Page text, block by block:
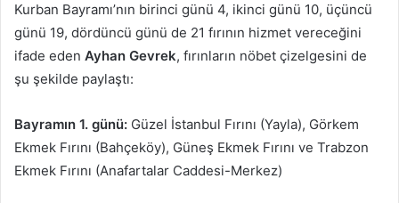
Kurban Bayramı’nın birinci günü 4, ikinci günü 10, üçüncü
günü 19, dördüncü günü de 21 fırının hizmet vereceğini
ifade eden Ayhan Gevrek, fırınların nöbet çizelgesini de
şu şekilde paylaştı:
Bayramın 1. günü: Güzel İstanbul Fırını (Yayla), Görkem
Ekmek Fırını (Bahçeköy), Güneş Ekmek Fırını ve Trabzon
Ekmek Fırını (Anafartalar Caddesi-Merkez)